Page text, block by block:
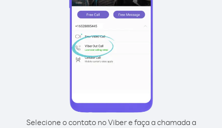
Selecione o contato no Viber e faça a chamada a